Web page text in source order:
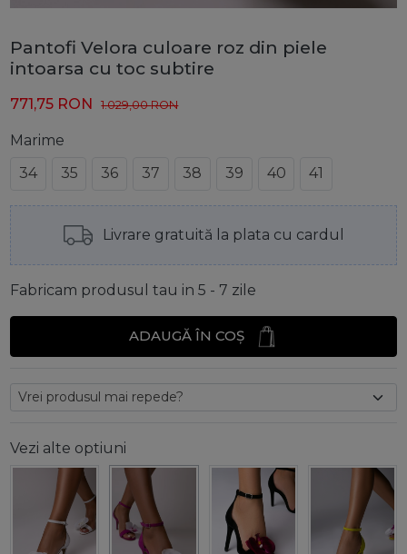
Pantofi Velora culoare roz din piele
intoarsa cu toc subtire
771,75 RON 1.029,00RON
Marime
34
35 36 37 38 39 40 41
Livrare gratuită la plata cu cardul
Fabricam produsul tau in 5 - 7 zile
ADAUGĂ ÎN COȘ
Vezi alte optiuni